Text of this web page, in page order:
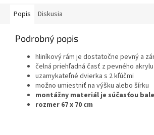
Popis Diskusia
Podrobný popis
hliníkový rám je dostatočne pevný a
čelná priehľadná časť z pevného akrylu
uzamykateľné dvierka s 2 kľúčmi
možno umiestniť na výšku alebo šírku
montážny materiál je súčasťou
rozmer 67 x 70 cm